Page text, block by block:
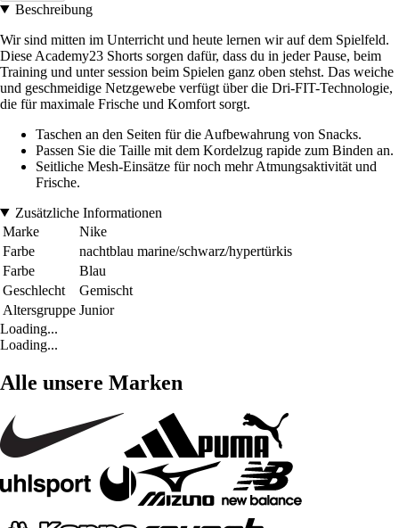
Beschreibung
Wir sind mitten im Unterricht und heute lernen wir auf dem Spielfeld.
Diese Academy23 Shorts sorgen dafür, dass du in jeder Pause, beim
Training und unter session beim Spielen ganz oben stehst. Das weiche
und geschmeidige Netzgewebe verfügt über die Dri-FIT-Technologie,
die für maximale Frische und Komfort sorgt.
Taschen an den Seiten für die Aufbewahrung von Snacks.
Passen Sie die Taille mit dem Kordelzug rapide zum Binden an.
Seitliche Mesh-Einsätze für noch mehr Atmungsaktivität und
Frische.
Zusätzliche Informationen
Marke
Nike
Farbe
nachtblau marine/schwarz/hypertürkis
Farbe
Blau
Geschlecht
Gemischt
Altersgruppe Junior
Loading...
Loading...
Alle unsere Marken